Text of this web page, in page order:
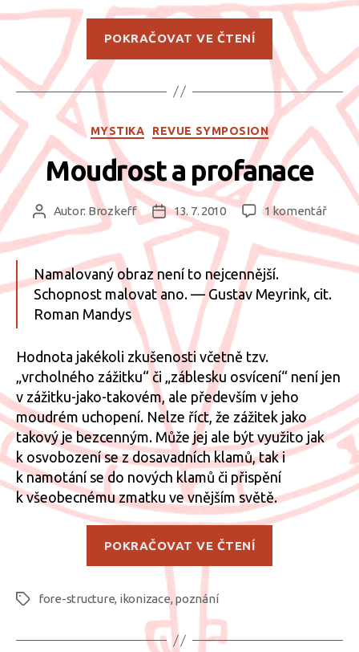
POKRAČOVAT VE ČTENÍ
„Guru,
imitace
a
sociální
učení“
Rubriky
MYSTIKA REVUE SYMPOSION
Moudrost a profanace
Autor
příspěvku
Autor: Brozkeff
Datum
příspěvku
13. 7. 2010 1 komentářu
textu
a
Namalovaný obraz není to nejcennější.
Schopnost malovat ano. — Gustav Meyrink, cit.
Roman Mandys
Hodnota jakékoli zkušenosti včetně tzv.
„vrcholného zážitku“ či „záblesku osvícení“ není jen
v zážitku-jako-takovém, ale především v jeho
moudrém uchopení. Nelze říct, že zážitek jako
takový je bezcenným. Může jej ale být využito jak
k osvobození se z dosavadních klamů, tak i
k namotání se do nových klamů či přispění
k všeobecnému zmatku ve vnějším světě.
POKRAČOVAT VE ČTENÍ
Štítkyfore-structure, ikonizace, poznání